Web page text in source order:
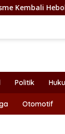
Kadishub
Politik
Otomotif